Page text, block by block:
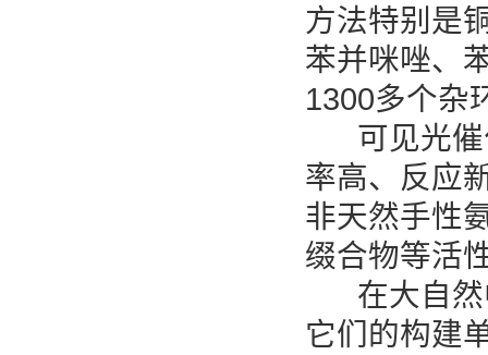
方法特别是
苯并咪唑、
1300多个杂
可见光催
率高、反应
非天然手性
缀合物等活
在大自然
它们的构建